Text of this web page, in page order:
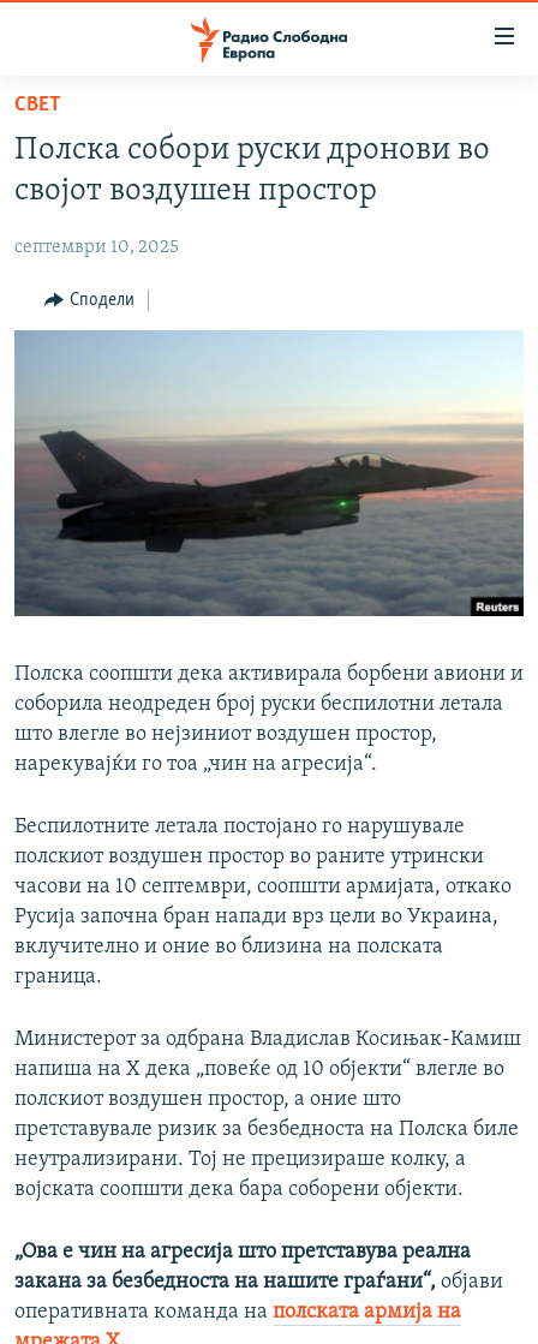
Оди
содржината
Оди
главната
Премини
на
ВИЗУЕЛНО
ВЕСТИ
ШТО ТРЕБА ДА ЗНАЕТЕ
СЛЕДЕТЕ НЕ
РСЕ веб страници
СВЕТ
Полска собори руски дронови во
својот воздушен простор
септември 10, 2025
Сподели
Полска соопшти дека активирала борбени авиони и
соборила неодреден број руски беспилотни летала
што влегле во нејзиниот воздушен простор,
нарекувајќи го тоа „чин на агресија“.
Беспилотните летала постојано го нарушувале
полскиот воздушен простор во раните утрински
часови на 10 септември, соопшти армијата, откако
Русија започна бран напади врз цели во Украина,
вклучително и оние во близина на полската
граница.
Министерот за одбрана Владислав Косињак-Камиш
напиша на X дека „повеќе од 10 објекти“ влегле во
полскиот воздушен простор, а оние што
претставувале ризик за безбедноста на Полска биле
неутрализирани. Тој не прецизираше колку, а
војската соопшти дека бара соборени објекти.
„Ова е чин на агресија што претставува реална
закана за безбедноста на нашите граѓани“, објави
оперативната команда на полската армија на